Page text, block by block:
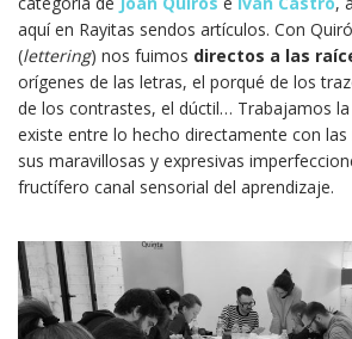
aquí en Rayitas sendos artículos. Con
(lettering) nos fuimos directos a las
orígenes de las letras, el porqué de los
de los contrastes, el dúctil… Trabajamos
existe entre lo hecho directamente con
sus maravillosas y expresivas
fructífero canal sensorial del aprendizaje.